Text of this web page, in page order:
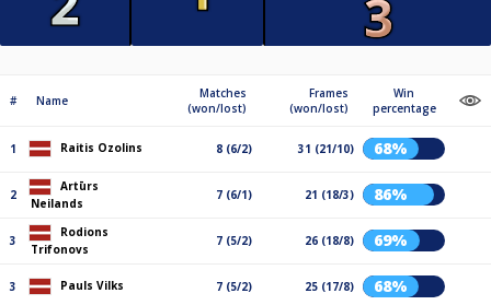
# Name
Matches
(won/lost)
Frames
(won/lost)
Win
percentage
1 Raitis Ozolins 8 (6/2) 31 (21/10) 68%
2
Artūrs
Neilands
7 (6/1) 21 (18/3) 86%
3
Rodions
Trifonovs
7 (5/2) 26 (18/8) 69%
3 Pauls Vilks 7 (5/2) 25 (17/8) 68%